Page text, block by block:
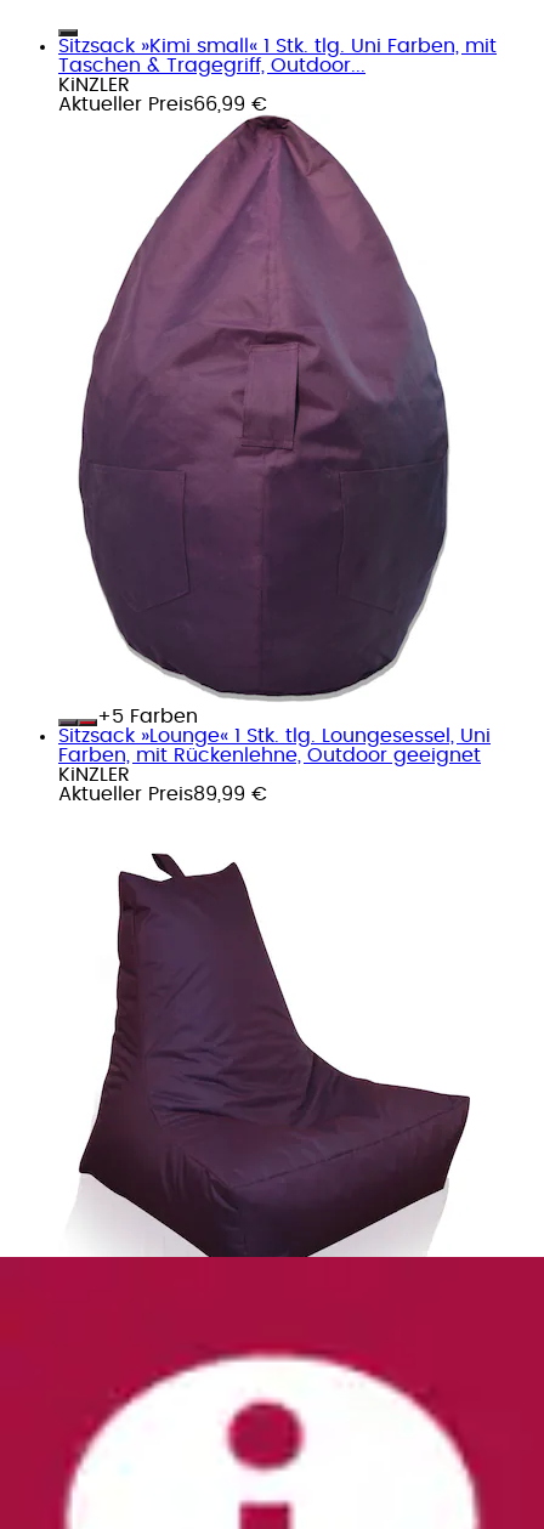
Sitzsack »Kimi small« 1 Stk. tlg. Uni Farben, mit
Taschen & Tragegriff, Outdoor...
KiNZLER
Aktueller Preis66,99 €
+
Farben
Sitzsack »Lounge« 1 Stk. tlg. Loungesessel, Uni
Farben, mit Rückenlehne, Outdoor geeignet
KiNZLER
Aktueller Preis89,99 €
+
Farben
Sitzsack »Kimi big« 1 Stk. tlg. Uni Farben, mit
Taschen & Tragegriff, Outdoor...
KiNZLER
Aktueller Preis